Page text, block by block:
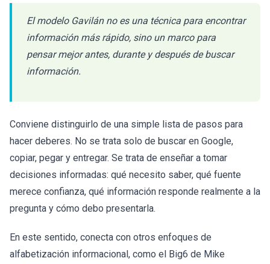
El modelo Gavilán no es una técnica para encontrar
información más rápido, sino un marco para
pensar mejor antes, durante y después de buscar
información.
Conviene distinguirlo de una simple lista de pasos para
hacer deberes. No se trata solo de buscar en Google,
copiar, pegar y entregar. Se trata de enseñar a tomar
decisiones informadas: qué necesito saber, qué fuente
merece confianza, qué información responde realmente a la
pregunta y cómo debo presentarla.
En este sentido, conecta con otros enfoques de
alfabetización informacional, como el Big6 de Mike